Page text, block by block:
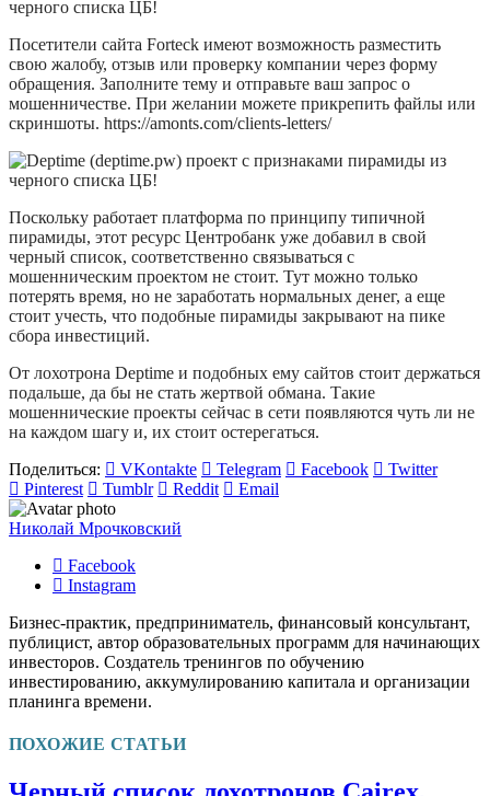
Посетители сайта Forteck имеют возможность разместить
свою жалобу, отзыв или проверку компании через форму
обращения. Заполните тему и отправьте ваш запрос о
мошенничестве. При желании можете прикрепить файлы или
скриншоты. https://amonts.com/clients-letters/
Поскольку работает платформа по принципу типичной
пирамиды, этот ресурс Центробанк уже добавил в свой
черный список, соответственно связываться с
мошенническим проектом не стоит. Тут можно только
потерять время, но не заработать нормальных денег, а еще
стоит учесть, что подобные пирамиды закрывают на пике
сбора инвестиций.
От лохотрона Deptime и подобных ему сайтов стоит держаться
подальше, да бы не стать жертвой обмана. Такие
мошеннические проекты сейчас в сети появляются чуть ли не
на каждом шагу и, их стоит остерегаться.
Поделиться:
VKontakte Telegram Facebook
Twitter
Pinterest
Tumblr Reddit Email
Николай Мрочковский
Facebook
Instagram
Бизнес-практик, предприниматель, финансовый консультант,
публицист, автор образовательных программ для начинающих
инвесторов. Создатель тренингов по обучению
инвестированию, аккумулированию капитала и организации
планинга времени.
ПОХОЖИЕ СТАТЬИ